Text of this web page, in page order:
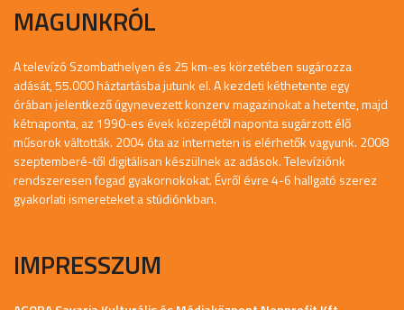
MAGUNKRÓL
A televízó Szombathelyen és 25 km-es körzetében sugározza
adását, 55.000 háztartásba jutunk el. A kezdeti kéthetente egy
órában jelentkező úgynevezett konzerv magazinokat a hetente, majd
kétnaponta, az 1990-es évek közepétől naponta sugárzott élő
műsorok váltották. 2004 óta az interneten is elérhetők vagyunk. 2008
szeptemberé-től digitálisan készülnek az adások. Televíziónk
rendszeresen fogad gyakornokokat. Évről évre 4-6 hallgató szerez
gyakorlati ismereteket a stúdiónkban.
IMPRESSZUM